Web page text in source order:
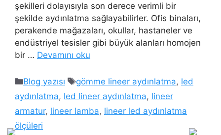
şekilleri dolayısıyla son derece verimli bir
şekilde aydınlatma sağlayabilirler. Ofis binaları,
perakende mağazaları, okullar, hastaneler ve
endüstriyel tesisler gibi büyük alanları homojen
bir … Devamını oku
Kategoriler
Blog yazısı Etiketler
gömme lineer aydınlatma, led
aydınlatma, led lineer aydınlatma, lineer
armatur, lineer lamba, lineer led aydınlatma
ölçüleri